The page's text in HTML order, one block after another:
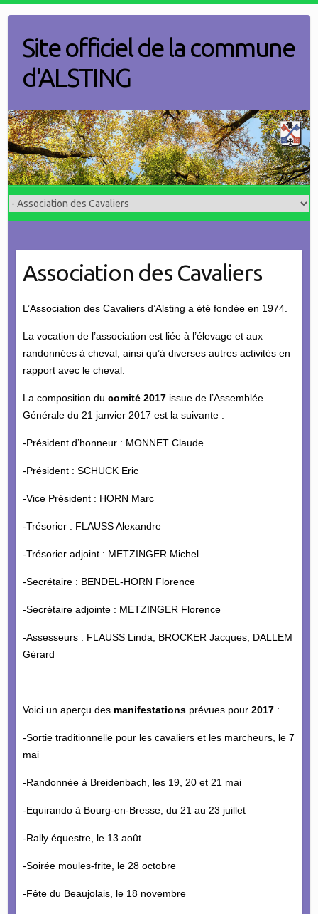
contentSite officiel de la commune
d'ALSTING
Association des Cavaliers
L’Association des Cavaliers d’Alsting a été fondée en 1974.
La vocation de l’association est liée à l’élevage et aux
randonnées à cheval, ainsi qu’à diverses autres activités en
rapport avec le cheval.
La composition du comité 2017issue de l’Assemblée
Générale du 21 janvier 2017 est la suivante :
-Président d’honneur : MONNET Claude
-Président : SCHUCK Eric
-Vice Président : HORN Marc
-Trésorier : FLAUSS Alexandre
-Trésorier adjoint : METZINGER Michel
-Secrétaire : BENDEL-HORN Florence
-Secrétaire adjointe : METZINGER Florence
-Assesseurs : FLAUSS Linda, BROCKER Jacques, DALLEM
Gérard
Voici un aperçu des manifestationsprévues pour 2017:
-Sortie traditionnelle pour les cavaliers et les marcheurs, le 7
mai
-Randonnée à Breidenbach, les 19, 20 et 21 mai
-Equirando à Bourg-en-Bresse, du 21 au 23 juillet
-Rally équestre, le 13 août
-Soirée moules-frite, le 28 octobre
-Fête du Beaujolais, le 18 novembre